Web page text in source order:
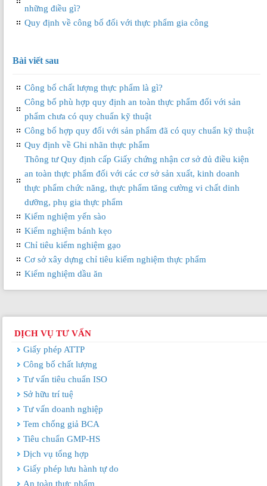
những điều gì?
Quy định về công bố đối với thực phẩm gia công
Bài viết sau
Công bố chất lượng thực phẩm là gì?
Công bố phù hợp quy định an toàn thực phẩm đối với sản
phẩm chưa có quy chuẩn kỹ thuật
Công bố hợp quy đối với sản phẩm đã có quy chuẩn kỹ thuật
Quy định về Ghi nhãn thực phẩm
Thông tư Quy định cấp Giấy chứng nhận cơ sở đủ điều kiện
an toàn thực phẩm đối với các cơ sở sản xuất, kinh doanh
thực phẩm chức năng, thực phẩm tăng cường vi chất dinh
dưỡng, phụ gia thực phẩm
Kiểm nghiệm yến sào
Kiểm nghiệm bánh kẹo
Chỉ tiêu kiểm nghiệm gạo
Cơ sở xây dựng chỉ tiêu kiểm nghiệm thực phẩm
Kiểm nghiệm dầu ăn
DỊCH VỤ TƯ VẤN
Giấy phép ATTP
Công bố chất lượng
Tư vấn tiêu chuẩn ISO
Sở hữu trí tuệ
Tư vấn doanh nghiệp
Tem chống giả BCA
Tiêu chuẩn GMP-HS
Dịch vụ tổng hợp
Giấy phép lưu hành tự do
An toàn thực phẩm